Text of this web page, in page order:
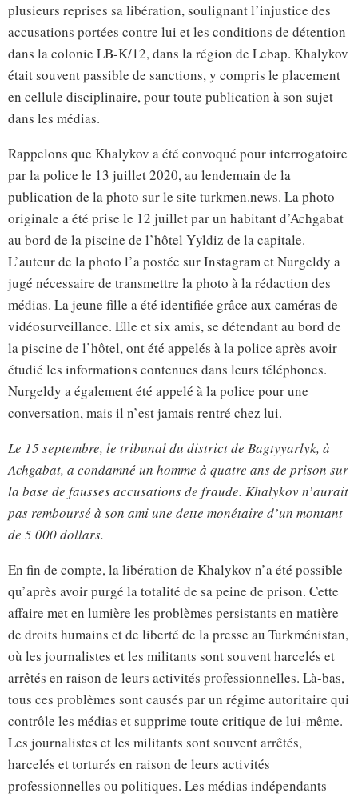
plusieurs reprises sa libération, soulignant l’injustice des
accusations portées contre lui et les conditions de détention
dans la colonie LB-K/12, dans la région de Lebap. Khalykov
était souvent passible de sanctions, y compris le placement
en cellule disciplinaire, pour toute publication à son sujet
dans les médias.
Rappelons que Khalykov a été convoqué pour interrogatoire
par la police le 13 juillet 2020, au lendemain de la
publication de la photo sur le site turkmen.news. La photo
originale a été prise le 12 juillet par un habitant d’Achgabat
au bord de la piscine de l’hôtel Yyldiz de la capitale.
L’auteur de la photo l’a postée sur Instagram et Nurgeldy a
jugé nécessaire de transmettre la photo à la rédaction des
médias. La jeune fille a été identifiée grâce aux caméras de
vidéosurveillance. Elle et six amis, se détendant au bord de
la piscine de l’hôtel, ont été appelés à la police après avoir
étudié les informations contenues dans leurs téléphones.
Nurgeldy a également été appelé à la police pour une
conversation, mais il n’est jamais rentré chez lui.
Le 15 septembre, le tribunal du district de Bagtyyarlyk, à
Achgabat, a condamné un homme à quatre ans de prison sur
la base de fausses accusations de fraude. Khalykov n’aurait
pas remboursé à son ami une dette monétaire d’un montant
de 5 000 dollars.
En fin de compte, la libération de Khalykov n’a été possible
qu’après avoir purgé la totalité de sa peine de prison. Cette
affaire met en lumière les problèmes persistants en matière
de droits humains et de liberté de la presse au Turkménistan,
où les journalistes et les militants sont souvent harcelés et
arrêtés en raison de leurs activités professionnelles. Là-bas,
tous ces problèmes sont causés par un régime autoritaire qui
contrôle les médias et supprime toute critique de lui-même.
Les journalistes et les militants sont souvent arrêtés,
harcelés et torturés en raison de leurs activités
professionnelles ou politiques. Les médias indépendants